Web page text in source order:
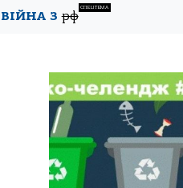
ВІЙНА Зрф
СПЕЦТЕМА